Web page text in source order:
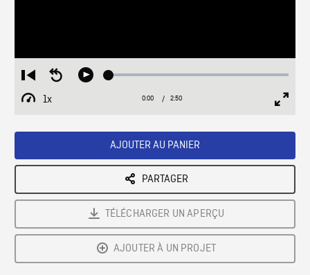
Restart
from
beginning
Seek
Play Loaded:
1x
Playback
Current
0:00 / Duration
2:50
AJOUTER AU PANIER
PARTAGER
TÉLÉCHARGER UN APERÇU
AJOUTER À UN PROJET